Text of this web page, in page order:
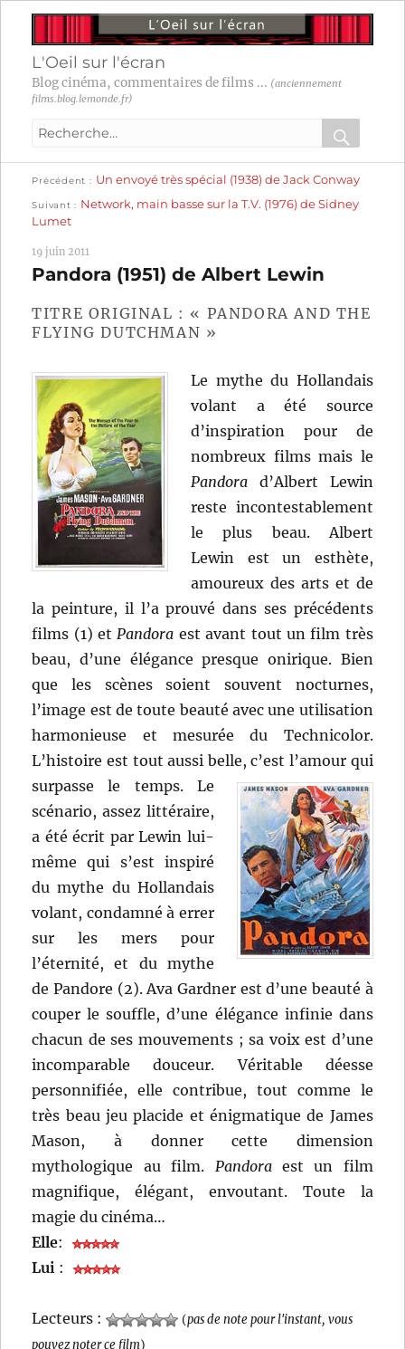
L'Oeil sur l'écran
Blog cinéma, commentaires de films ... (anciennement
films.blog.lemonde.fr)
Recherche
:
OK
Navigation
de
l’article
Précédent
précédente :
Un envoyé très spécial (1938) de Jack Conway
Suivant
suivante :
Network, main basse sur la T.V. (1976) de Sidney
Lumet
19 juin 2011
Pandora (1951) de Albert Lewin
TITRE ORIGINAL : « PANDORA AND THE
FLYING DUTCHMAN »
Le mythe du Hollandais
volant a été source
d’inspiration pour de
nombreux films mais le
Pandora d’Albert Lewin
reste incontestablement
le plus beau. Albert
Lewin est un esthète,
amoureux des arts et de
la peinture, il l’a prouvé dans ses précédents
films (1) etPandora est avant tout un film très
beau, d’une élégance presque onirique. Bien
que les scènes soient souvent nocturnes,
l’image est de toute beauté avec une utilisation
harmonieuse et mesurée du Technicolor.
L’histoire est tout aussi belle, c’est l’amour qui
surpasse le temps. Le
scénario, assez littéraire,
a été écrit par Lewin lui-
même qui s’est inspiré
du mythe du Hollandais
volant, condamné à errer
sur les mers pour
l’éternité, et du mythe
de Pandore (2). Ava Gardner est d’une beauté à
couper le souffle, d’une élégance infinie dans
chacun de ses mouvements ; sa voix est d’une
incomparable douceur. Véritable déesse
personnifiée, elle contribue, tout comme le
très beau jeu placide et énigmatique de James
Mason, à donner cette dimension
mythologique au film. Pandoraest un film
magnifique, élégant, envoutant. Toute la
magie du cinéma…
Elle:
Lui :
Lecteurs : (pas de note pour l'instant, vous
pouvez noter ce film)